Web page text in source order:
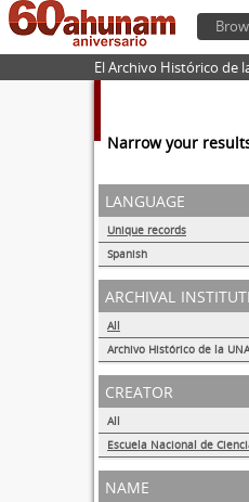
El Archivo Histórico de
Narrow your
language
Unique records
Spanish
archival
All
Archivo Histórico de la
creator
All
name